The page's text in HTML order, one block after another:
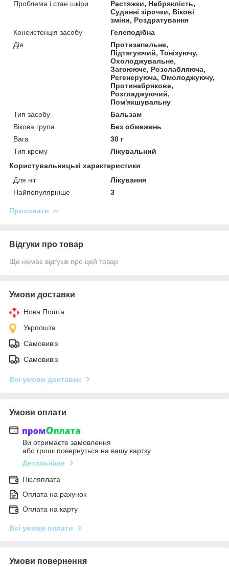
Проблема і стан шкіри
Растяжки, Набряклість,
Судинні зірочки, Вікові
зміни, Роздратування
Консистенція засобу
Гелеподібна
Дія
Протизапальне,
Підтягуючий, Тонізуючу,
Охолоджувальне,
Загоююче, Розслабляюча,
Регенеруюча, Омолоджуючу,
Протинабрякове,
Розгладжуючий,
Пом'якшувальну
Тип засобу
Бальзам
Вікова група
Без обмежень
Вага
30 г
Тип крему
Лікувальний
Користувальницькі характеристики
Для ніг
Лікування
Найпопулярніше
3
Приховати
Відгуки про товар
Ще немає відгуків про цей товар
Умови доставки
Нова Пошта
Укрпошта
Самовивіз
Самовивіз
Всі умови доставки
Умови оплати
Ви отримаєте замовлення
або гроші повернуться на вашу картку
Детальніше
Післяплата
Оплата на рахунок
Оплата на карту
Всі умови оплати
Умови повернення